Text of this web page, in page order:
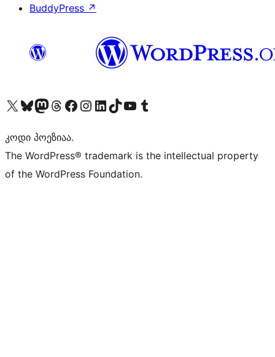
BuddyPress ↗
Visit our X (formerly Twitter) account
Visit our Bluesky account
Visit our Mastodon account
Visit our Threads account
Visit our Facebook page
Visit our Instagram account
Visit our LinkedIn account
Visit our TikTok account
Visit our YouTube channel
Visit our Tumblr account
კოდი პოეზიაა.
The WordPress® trademark is the intellectual property
of the WordPress Foundation.